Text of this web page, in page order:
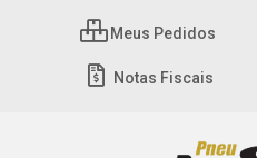
Meus Pedidos
Notas Fiscais